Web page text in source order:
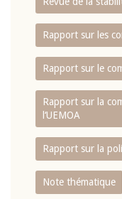
Rapport sur les
Rapport sur le
Rapport sur la
l‘UEMOA
Rapport sur la
Note thématique